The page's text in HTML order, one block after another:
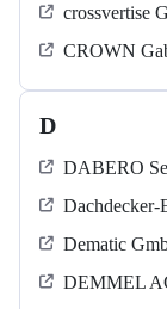
crossvertise
CROWN
D
DABERO
Dachdecker-
Dematic
DEMMEL